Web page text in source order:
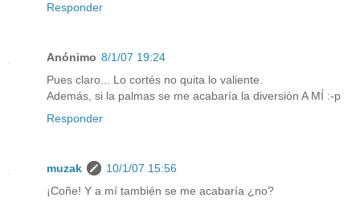
Responder
Anónimo 8/1/07 19:24
Pues claro... Lo cortés no quita lo valiente.
Además, si la palmas se me acabaría la diversión A MÍ :-p
Responder
muzak
10/1/07 15:56
¡Coñe! Y a mí también se me acabaría ¿no?